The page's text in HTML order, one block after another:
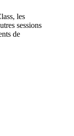
les
sessions
de